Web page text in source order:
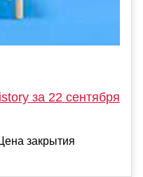
за 22 сентября
закрытия